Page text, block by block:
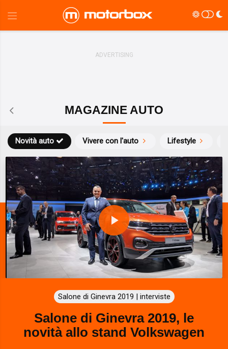
MAGAZINE AUTO
Novità auto Vivere con l'auto Lifestyle
P
l
a
y
V
Salone di Ginevra 2019 | interviste
Salone di Ginevra 2019, le
novità allo stand Volkswagen